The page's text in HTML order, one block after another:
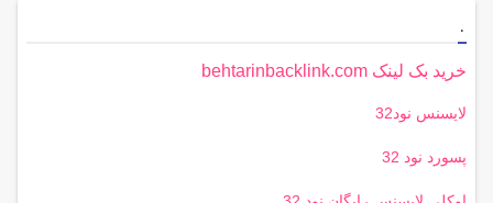
.
خرید بک لینک behtarinbacklink.com
لایسنس نود32
پسورد نود 32